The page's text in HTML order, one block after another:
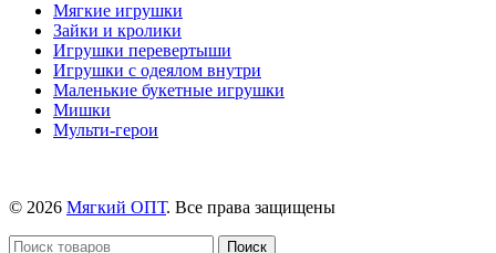
Мягкие игрушки
Зайки и кролики
Игрушки перевертыши
Игрушки с одеялом внутри
Маленькие букетные игрушки
Мишки
Мульти-герои
© 2026 Мягкий ОПТ. Все права защищены
Поиск